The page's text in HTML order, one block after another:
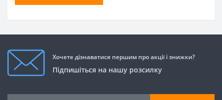
Хочете дізнаватися першим про акції і знижки?
Підпишіться на нашу розсилку